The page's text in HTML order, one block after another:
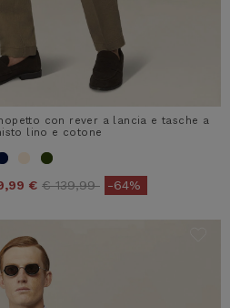
con rever a lancia e tasche a
lino e cotone
€ Price reduced from
€ 139,99to-64%